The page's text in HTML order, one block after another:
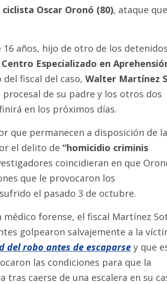
Oscar Oronó (80), ataque
años, hijo de otro de los
Centro Especializado en
fiscal del caso, Walter Martínez
de su padre y los otros dos
en los próximos días.
que permanecen a disposición de la
el delito de “homicidio criminis
coincidieran en que
que le provocaron los
el pasado 3 de octubre.
forense, el fiscal Martínez
golpearon salvajemente a la
del robo antes de escaparsey que
las condiciones para que la
tras caerse de una escalera en su